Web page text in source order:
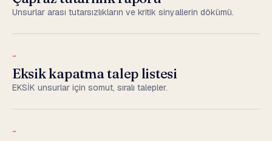
Unsurlar arası tutarsızlıkların ve kritik sinyallerin dökümü.
→
Eksik kapatma talep listesi
EKSİK unsurlar için somut, sıralı talepler.
→